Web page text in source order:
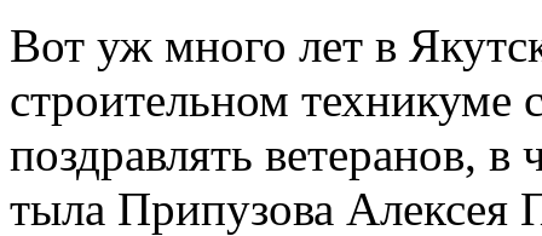
Вот уж много лет в
строительном техникуме
поздравлять ветеранов, в
тыла Припузова Алексея